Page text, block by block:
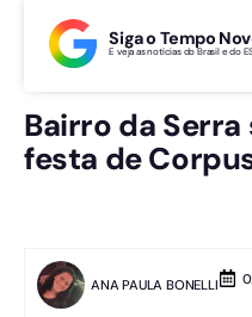
Siga o Tempo
E veja as notícias do Brasil e do
Bairro da
festa de
ANA PAULA BONELLI